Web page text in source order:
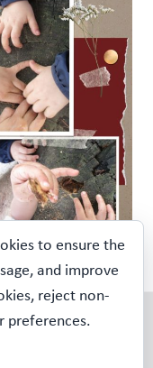
to ensure the
and improve
reject non-
preferences.